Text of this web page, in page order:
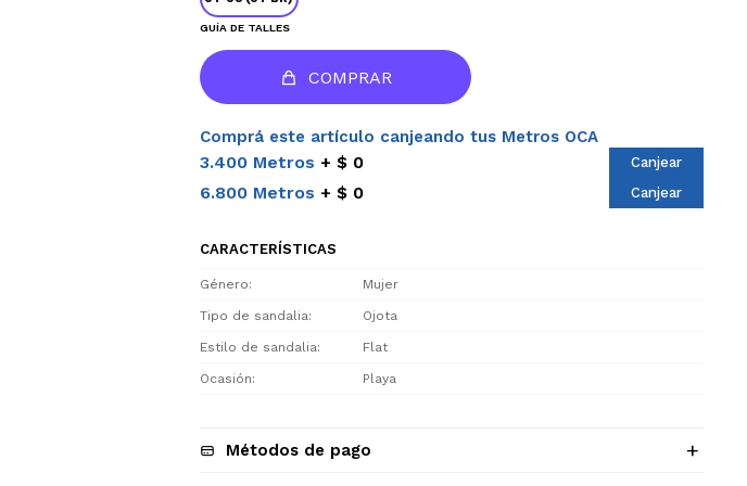
GUÍA DE TALLES
COMPRAR
Comprá este artículo canjeando tus Metros OCA
3.400 Metros $ 0 Canjear
6.800 Metros $ 0 Canjear
CARACTERÍSTICAS
Género Mujer
Tipo de sandalia Ojota
Estilo de sandalia Flat
Ocasión Playa
Métodos de pago